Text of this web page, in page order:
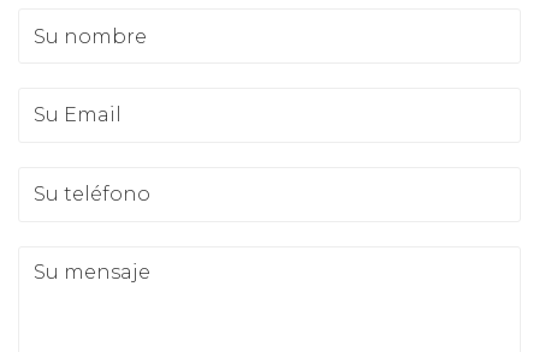
Su nombre
Su Email
Su teléfono
Su mensaje